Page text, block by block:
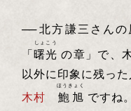
── 北方謙三さん
「曙光
しょこう
の章」で、木村さんが演じられている史進
以外に印象に残っ
木村
鮑旭
ほうきょく
ですね